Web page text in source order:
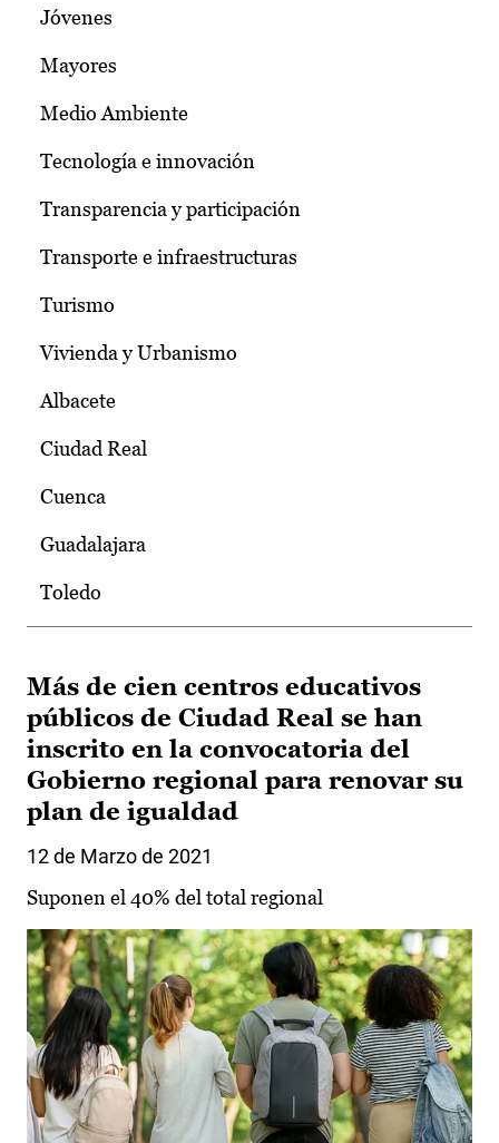
Jóvenes
Mayores
Medio Ambiente
Tecnología e innovación
Transparencia y participación
Transporte e infraestructuras
Turismo
Vivienda y Urbanismo
Albacete
Ciudad Real
Cuenca
Guadalajara
Toledo
Más de cien centros educativos
públicos de Ciudad Real se han
inscrito en la convocatoria del
Gobierno regional para renovar su
plan de igualdad
12 de Marzo de 2021
Suponen el 40% del total regional